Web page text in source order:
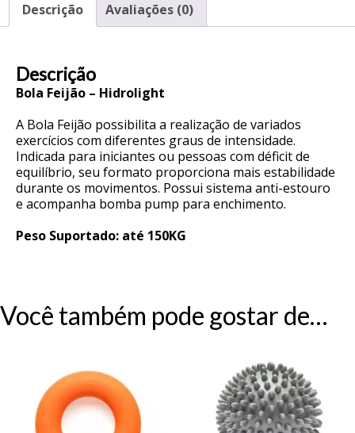
Descrição Avaliações (0)
Descrição
Bola Feijão – Hidrolight
A Bola Feijão possibilita a realização de variados
exercícios com diferentes graus de intensidade.
Indicada para iniciantes ou pessoas com déficit de
equilíbrio, seu formato proporciona mais estabilidade
durante os movimentos. Possui sistema anti-estouro
e acompanha bomba pump para enchimento.
Peso Suportado: até 150KG
Você também pode gostar de…